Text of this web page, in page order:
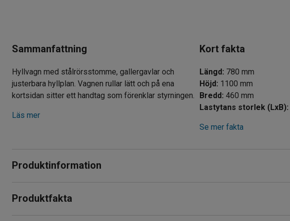
Sammanfattning
Hyllvagn med stålrörsstomme, gallergavlar och
justerbara hyllplan. Vagnen rullar lätt och på ena
kortsidan sitter ett handtag som förenklar styrningen.
Läs mer
Kort fakta
Längd : 780 mm
Höjd : 1100 mm
Bredd : 460 mm
Lastytans storlek (LxB):
Se mer fakta
Produktinformation
användning på lager, verkstäder och liknanden.
Produktfakta